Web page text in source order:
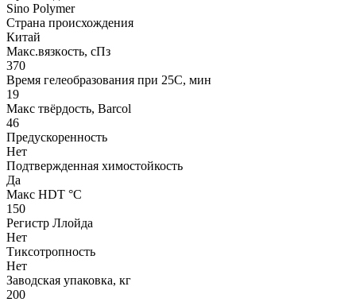
Sino Polymer
Страна происхождения
Китай
Макс.вязкoсть, сПз
370
Время гелеобразования при 25С, мин
19
Макс твёрдость, Barcol
46
Предускоренность
Нет
Подтвержденная химостойкость
Да
Макс HDT °С
150
Регистр Ллойда
Нет
Тиксотропность
Нет
Заводская упаковка, кг
200